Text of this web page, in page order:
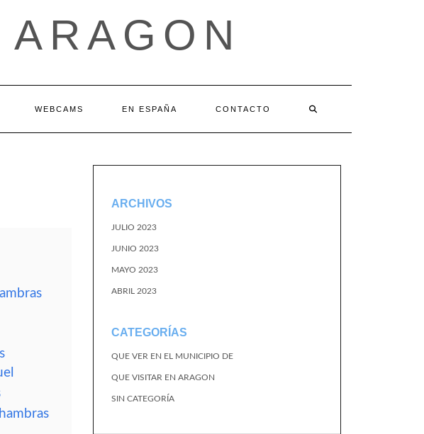
WEBCAMS EN ESPAÑA CONTACTO
ARCHIVOS
JULIO 2023
JUNIO 2023
MAYO 2023
ABRIL 2023
CATEGORÍAS
QUE VER EN EL MUNICIPIO DE
QUE VISITAR EN ARAGON
SIN CATEGORÍA